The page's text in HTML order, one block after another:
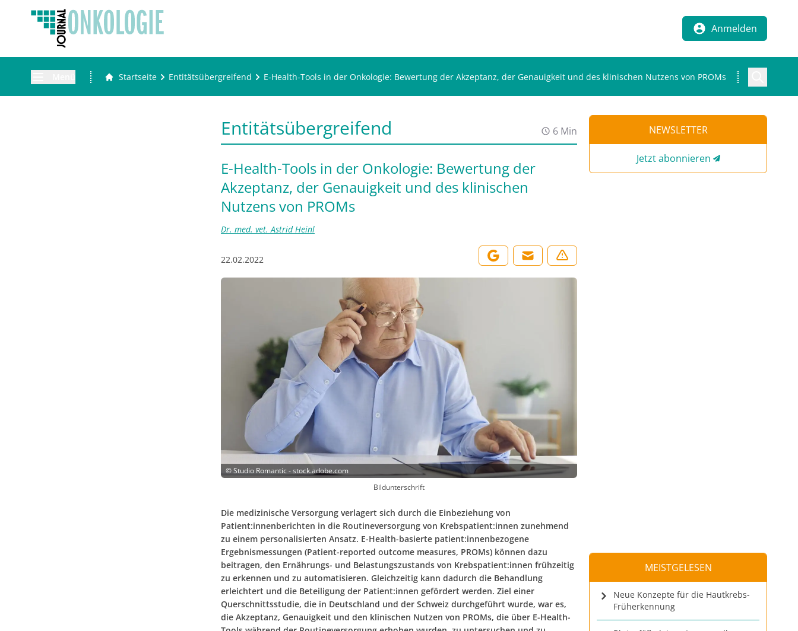
Anmelden
Startseite Entitätsübergreifend E-Health-Tools in der Onkologie: Bewertung der Akzeptanz, der Genauigkeit und des klinischen Nutzens von PROMs
Entitätsübergreifend 6 Min
E-Health-Tools in der Onkologie: Bewertung der
Akzeptanz, der Genauigkeit und des klinischen
Nutzens von PROMs
Dr. med. vet. Astrid Heinl
22.02.2022
©Studio Romantic - stock.adobe.com
Bildunterschrift
Die medizinische Versorgung verlagert sich durch die Einbeziehung von
Patient:innenberichten in die Routineversorgung von Krebspatient:innen zunehmend
zu einem personalisierten Ansatz. E-Health-basierte patient:innenbezogene
Ergebnismessungen (Patient-reported outcome measures, PROMs) können dazu
beitragen, den Ernährungs- und Belastungszustands von Krebspatient:innen frühzeitig
zu erkennen und zu automatisieren. Gleichzeitig kann dadurch die Behandlung
erleichtert und die Beteiligung der Patient:innen gefördert werden. Ziel einer
Querschnittsstudie, die in Deutschland und der Schweiz durchgeführt wurde, war es,
die Akzeptanz, Genauigkeit und den klinischen Nutzen von PROMs, die über E-Health-
NEWSLETTER
Jetzt abonnieren
MEISTGELESEN
Neue Konzepte für die Hautkrebs-
Früherkennung